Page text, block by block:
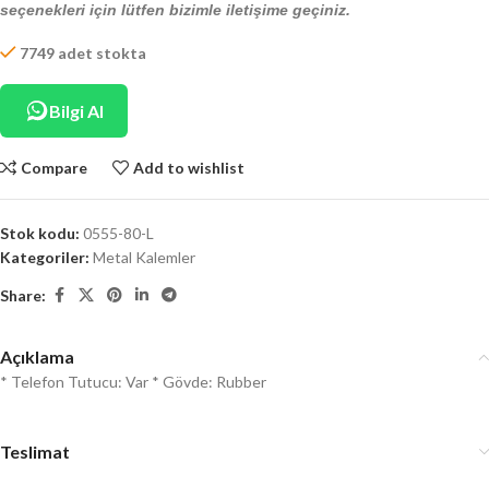
seçenekleri için lütfen bizimle iletişime geçiniz.
7749 adet stokta
Bilgi Al
Compare Add to wishlist
Stok kodu: 0555-80-L
Kategoriler: Metal Kalemler
Share:
Açıklama
* Telefon Tutucu: Var * Gövde: Rubber
Teslimat